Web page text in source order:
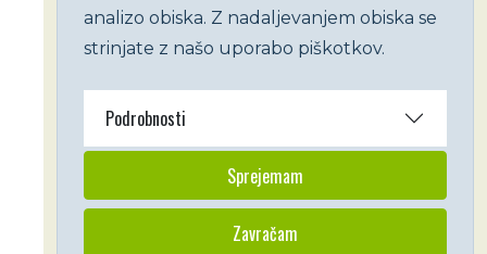
analizo obiska. Z nadaljevanjem obiska se
strinjate z našo uporabo piškotkov.
Podrobnosti
Sprejemam
Zavračam